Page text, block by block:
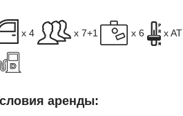
x 4 x 7+1 x 6 x AT
аренды: